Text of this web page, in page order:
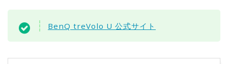
BenQ treVolo U 公式サイト